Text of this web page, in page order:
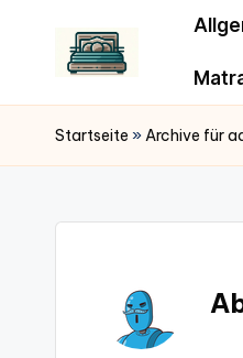
Startseite »Archive für